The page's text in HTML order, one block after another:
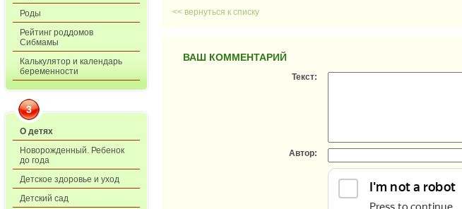
Роды
Рейтинг роддомов
Сибмамы
Калькулятор и календарь
беременности
3
О детях
Новорожденный. Ребенок
до года
Детское здоровье и уход
Детский сад
<< вернуться к списку
ВАШ КОММЕНТАРИЙ
Текст:
Автор: